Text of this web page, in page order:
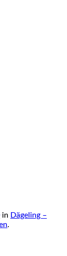
in Dägeling –
.